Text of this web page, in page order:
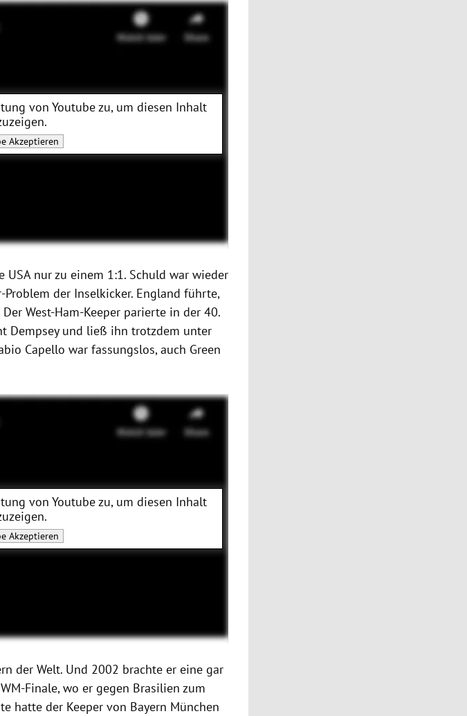
vonYoutubezu, um diesen Inhalt
Akzeptieren
nur zu einem 1:1. Schuld war wieder
der Inselkicker. England führte,
Der West-Ham-Keeper parierte in der 40.
Dempsey und ließ ihn trotzdem unter
Capello war fassungslos, auch Green
vonYoutubezu, um diesen Inhalt
Akzeptieren
der Welt. Und 2002 brachte er eine gar
Finale, wo er gegen Brasilien zum
hatte der Keeper von Bayern München